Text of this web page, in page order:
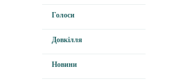
Голоси
Довкілля
Новини